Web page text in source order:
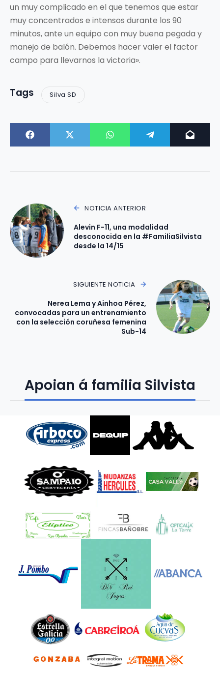
un muy complicado en el que tenemos que estar
muy concentrados e intensos durante los 90
minutos, ante un equipo con muy buena pegada y
manejo de balón. Debemos hacer valer el factor
campo para llevarnos la victoria».
Tags Silva SD
NOTICIA ANTERIOR
Alevin F-11, una modalidad
desconocida en la #FamiliaSilvista
desde la 14/15
SIGUIENTE NOTICIA
Nerea Lema y Ainhoa Pérez,
convocadas para un entrenamiento
con la selección coruñesa femenina
Sub-14
Apoian á familia Silvista